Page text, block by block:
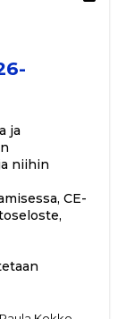
ja
niihin
CE-